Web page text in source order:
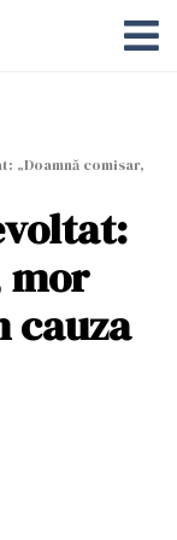
„Doamnă comisar,
mor
cauza